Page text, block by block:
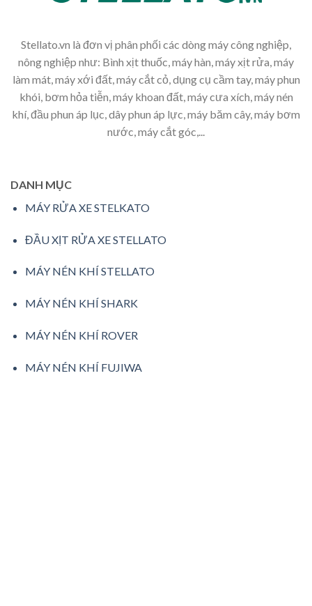
Stellato.vn là đơn vị phân phối các dòng máy công nghiệp,
nông nghiệp như: Bình xịt thuốc, máy hàn, máy xịt rửa, máy
làm mát, máy xới đất, máy cắt cỏ, dụng cụ cầm tay, máy phun
khói, bơm hỏa tiễn, máy khoan đất, máy cưa xích, máy nén
khí, đầu phun áp lục, dây phun áp lực, máy băm cây, máy bơm
nước, máy cắt góc,...
DANH MỤC
MÁY RỬA XE STELKATO
ĐẦU XỊT RỬA XE STELLATO
MÁY NÉN KHÍ STELLATO
MÁY NÉN KHÍ SHARK
MÁY NÉN KHÍ ROVER
MÁY NÉN KHÍ FUJIWA